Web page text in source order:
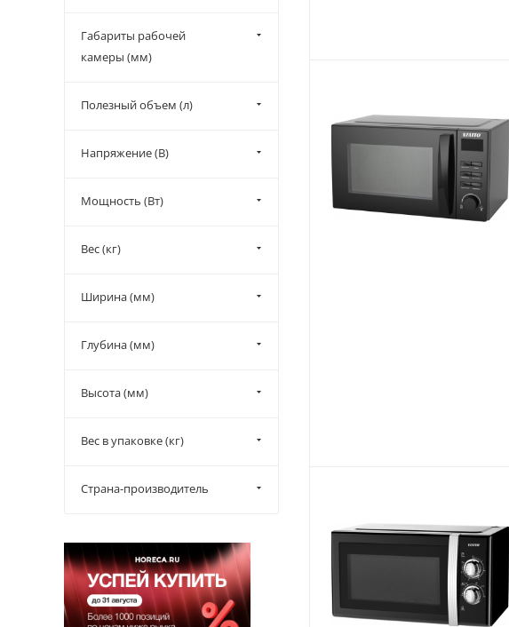
Габариты рабочей
камеры (мм)
Полезный объем (л)
Напряжение (В)
Мощность (Вт)
Вес (кг)
Ширина (мм)
Глубина (мм)
Высота (мм)
Вес в упаковке (кг)
Страна-производитель